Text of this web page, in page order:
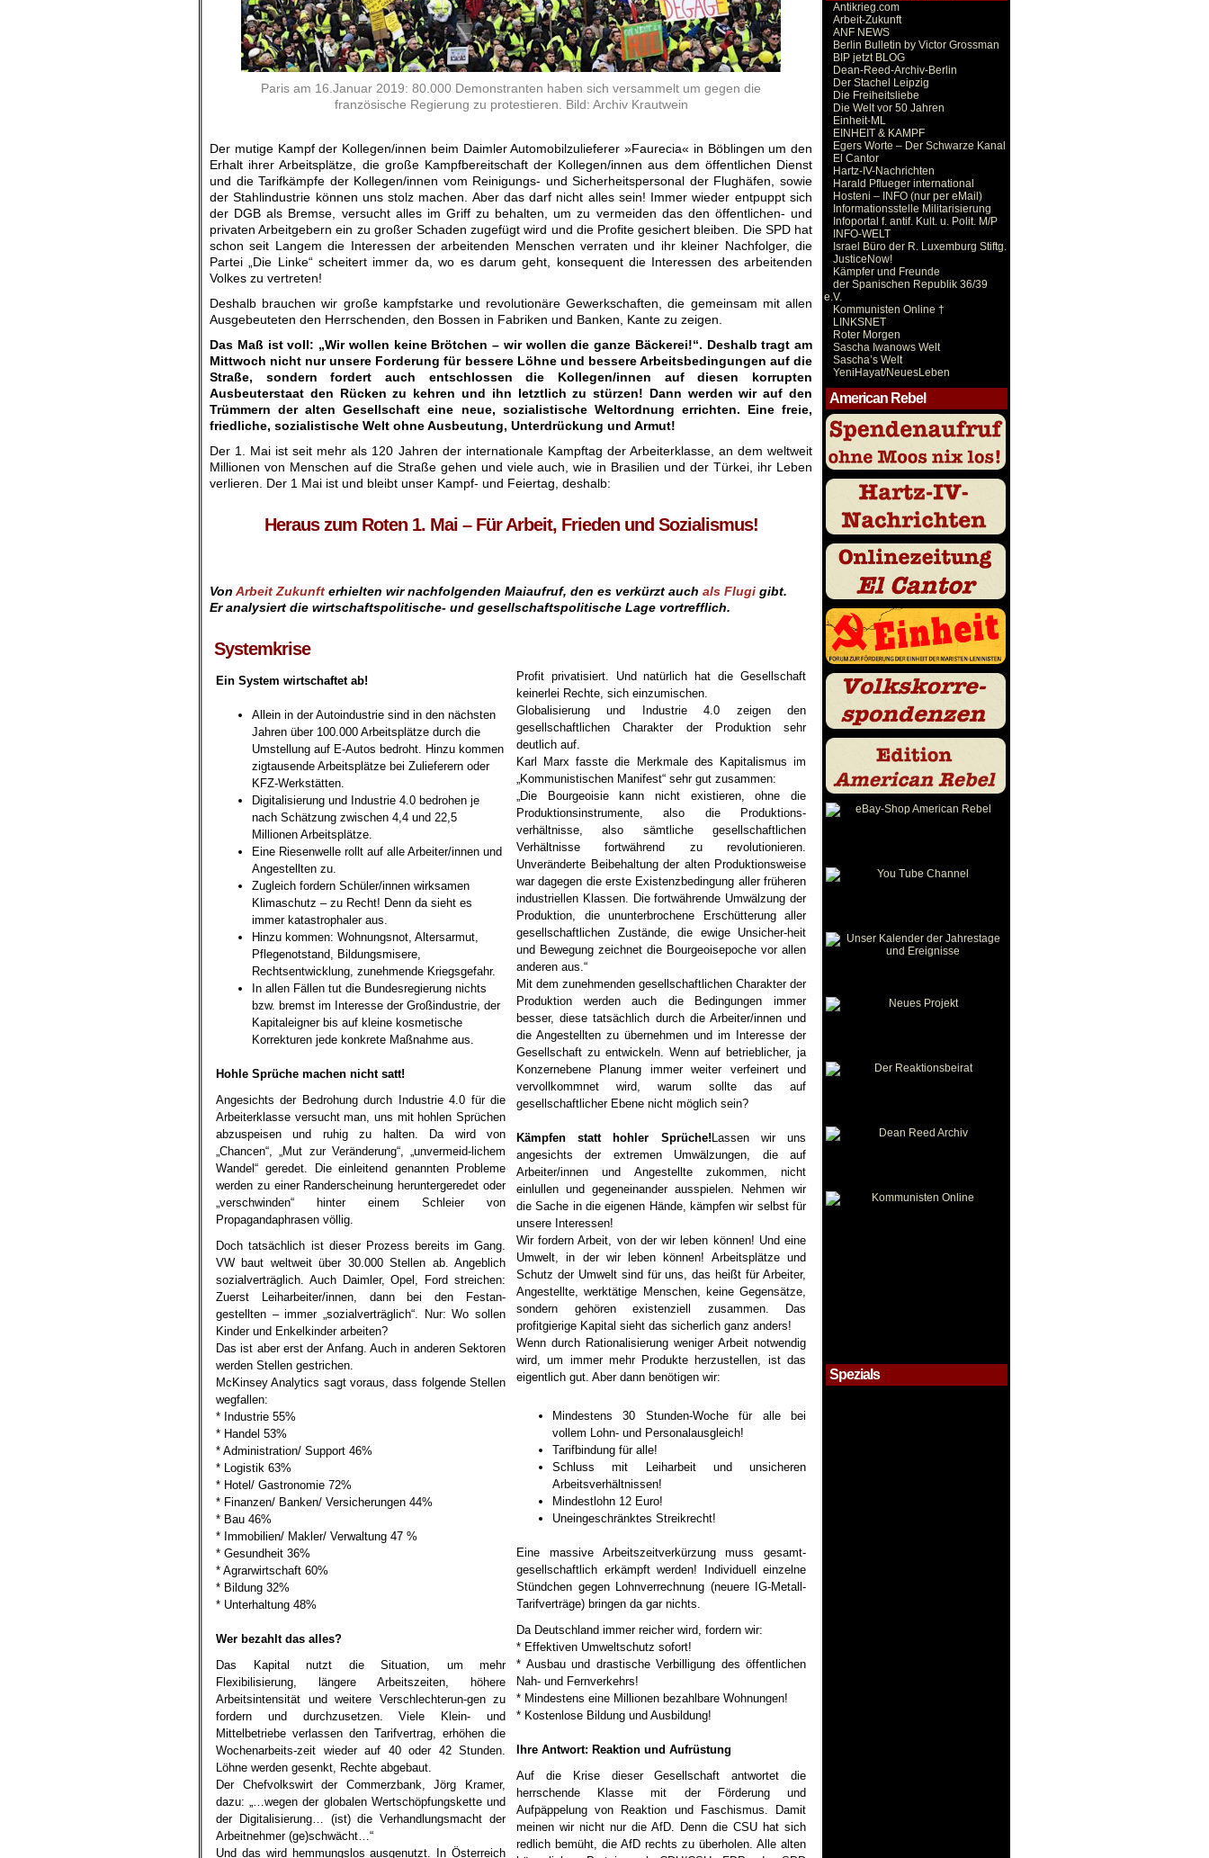
Paris am 16.Januar 2019: 80.000 Demonstranten haben sich versammelt um gegen die
französische Regierung zu protestieren. Bild: Archiv Krautwein
Der mutige Kampf der Kollegen/innen beim Daimler Automobilzulieferer »Faurecia« in Böblingen um den
Erhalt ihrer Arbeitsplätze, die große Kampfbereitschaft der Kollegen/innen aus dem öffentlichen Dienst
und die Tarifkämpfe der Kollegen/innen vom Reinigungs- und Sicherheitspersonal der Flughäfen, sowie
der Stahlindustrie können uns stolz machen. Aber das darf nicht alles sein! Immer wieder entpuppt sich
der DGB als Bremse, versucht alles im Griff zu behalten, um zu vermeiden das den öffentlichen- und
privaten Arbeitgebern ein zu großer Schaden zugefügt wird und die Profite gesichert bleiben. Die SPD hat
schon seit Langem die Interessen der arbeitenden Menschen verraten und ihr kleiner Nachfolger, die
Partei „Die Linke“ scheitert immer da, wo es darum geht, konsequent die Interessen des arbeitenden
Volkes zu vertreten!
Deshalb brauchen wir große kampfstarke und revolutionäre Gewerkschaften, die gemeinsam mit allen
Ausgebeuteten den Herrschenden, den Bossen in Fabriken und Banken, Kante zu zeigen.
Das Maß ist voll: „Wir wollen keine Brötchen – wir wollen die ganze Bäckerei!“. Deshalb tragt am
Mittwoch nicht nur unsere Forderung für bessere Löhne und bessere Arbeitsbedingungen auf die
Straße, sondern fordert auch entschlossen die Kollegen/innen auf diesen korrupten
Ausbeuterstaat den Rücken zu kehren und ihn letztlich zu stürzen! Dann werden wir auf den
Trümmern der alten Gesellschaft eine neue, sozialistische Weltordnung errichten. Eine freie,
friedliche, sozialistische Welt ohne Ausbeutung, Unterdrückung und Armut!
Der 1. Mai ist seit mehr als 120 Jahren der internationale Kampftag der Arbeiterklasse, an dem weltweit
Millionen von Menschen auf die Straße gehen und viele auch, wie in Brasilien und der Türkei, ihr Leben
verlieren. Der 1 Mai ist und bleibt unser Kampf- und Feiertag, deshalb:
Heraus zum Roten 1. Mai – Für Arbeit, Frieden und Sozialismus!
Von Arbeit Zukunft erhielten wir nachfolgenden Maiaufruf, den es verkürzt auch als Flugi gibt.
Er analysiert die wirtschaftspolitische- und gesellschaftspolitische Lage vortrefflich.
Systemkrise
Ein System wirtschaftet ab!
Allein in der Autoindustrie sind in den nächsten
Jahren über 100.000 Arbeitsplätze durch die
Umstellung auf E-Autos bedroht. Hinzu kommen
zigtausende Arbeitsplätze bei Zulieferern oder
KFZ-Werkstätten.
Digitalisierung und Industrie 4.0 bedrohen je
nach Schätzung zwischen 4,4 und 22,5
Millionen Arbeitsplätze.
Eine Riesenwelle rollt auf alle Arbeiter/innen und
Angestellten zu.
Zugleich fordern Schüler/innen wirksamen
Klimaschutz – zu Recht! Denn da sieht es
immer katastrophaler aus.
Hinzu kommen: Wohnungsnot, Altersarmut,
Pflegenotstand, Bildungsmisere,
Rechtsentwicklung, zunehmende Kriegsgefahr.
In allen Fällen tut die Bundesregierung nichts
bzw. bremst im Interesse der Großindustrie, der
Kapitaleigner bis auf kleine kosmetische
Korrekturen jede konkrete Maßnahme aus.
Hohle Sprüche machen nicht satt!
Angesichts der Bedrohung durch Industrie 4.0 für die
Arbeiterklasse versucht man, uns mit hohlen Sprüchen
abzuspeisen und ruhig zu halten. Da wird von
„Chancen“, „Mut zur Veränderung“, „unvermeid-lichem
Wandel“ geredet. Die einleitend genannten Probleme
werden zu einer Randerscheinung heruntergeredet oder
„verschwinden“ hinter einem Schleier von
Propagandaphrasen völlig.
Doch tatsächlich ist dieser Prozess bereits im Gang.
VW baut weltweit über 30.000 Stellen ab. Angeblich
sozialverträglich. Auch Daimler, Opel, Ford streichen:
Zuerst Leiharbeiter/innen, dann bei den Festan-
gestellten – immer „sozialverträglich“. Nur: Wo sollen
Kinder und Enkelkinder arbeiten?
Das ist aber erst der Anfang. Auch in anderen Sektoren
werden Stellen gestrichen.
McKinsey Analytics sagt voraus, dass folgende Stellen
wegfallen:
* Industrie 55%
* Handel 53%
* Administration/ Support 46%
* Logistik 63%
* Hotel/ Gastronomie 72%
* Finanzen/ Banken/ Versicherungen 44%
* Bau 46%
* Immobilien/ Makler/ Verwaltung 47 %
* Gesundheit 36%
* Agrarwirtschaft 60%
* Bildung 32%
* Unterhaltung 48%
Wer bezahlt das alles?
Das Kapital nutzt die Situation, um mehr
Flexibilisierung, längere Arbeitszeiten, höhere
Arbeitsintensität und weitere Verschlechterun-gen zu
fordern und durchzusetzen. Viele Klein- und
Mittelbetriebe verlassen den Tarifvertrag, erhöhen die
Wochenarbeits-zeit wieder auf 40 oder 42 Stunden.
Löhne werden gesenkt, Rechte abgebaut.
Der Chefvolkswirt der Commerzbank, Jörg Kramer,
dazu: „…wegen der globalen Wertschöpfungskette und
der Digitalisierung… (ist) die Verhandlungsmacht der
Arbeitnehmer (ge)schwächt…“
Und das wird hemmungslos ausgenutzt. In Österreich
Profit privatisiert. Und natürlich hat die Gesellschaft
keinerlei Rechte, sich einzumischen.
Globalisierung und Industrie 4.0 zeigen den
gesellschaftlichen Charakter der Produktion sehr
deutlich auf.
Karl Marx fasste die Merkmale des Kapitalismus im
„Kommunistischen Manifest“ sehr gut zusammen:
„Die Bourgeoisie kann nicht existieren, ohne die
Produktionsinstrumente, also die Produktions-
verhältnisse, also sämtliche gesellschaftlichen
Verhältnisse fortwährend zu revolutionieren.
Unveränderte Beibehaltung der alten Produktionsweise
war dagegen die erste Existenzbedingung aller früheren
industriellen Klassen. Die fortwährende Umwälzung der
Produktion, die ununterbrochene Erschütterung aller
gesellschaftlichen Zustände, die ewige Unsicher-heit
und Bewegung zeichnet die Bourgeoisepoche vor allen
anderen aus.“
Mit dem zunehmenden gesellschaftlichen Charakter der
Produktion werden auch die Bedingungen immer
besser, diese tatsächlich durch die Arbeiter/innen und
die Angestellten zu übernehmen und im Interesse der
Gesellschaft zu entwickeln. Wenn auf betrieblicher, ja
Konzernebene Planung immer weiter verfeinert und
vervollkommnet wird, warum sollte das auf
gesellschaftlicher Ebene nicht möglich sein?
Kämpfen statt hohler Sprüche! Lassen wir uns
angesichts der extremen Umwälzungen, die auf
Arbeiter/innen und Angestellte zukommen, nicht
einlullen und gegeneinander ausspielen. Nehmen wir
die Sache in die eigenen Hände, kämpfen wir selbst für
unsere Interessen!
Wir fordern Arbeit, von der wir leben können! Und eine
Umwelt, in der wir leben können! Arbeitsplätze und
Schutz der Umwelt sind für uns, das heißt für Arbeiter,
Angestellte, werktätige Menschen, keine Gegensätze,
sondern gehören existenziell zusammen. Das
profitgierige Kapital sieht das sicherlich ganz anders!
Wenn durch Rationalisierung weniger Arbeit notwendig
wird, um immer mehr Produkte herzustellen, ist das
eigentlich gut. Aber dann benötigen wir:
Mindestens 30 Stunden-Woche für alle bei
vollem Lohn- und Personalausgleich!
Tarifbindung für alle!
Schluss mit Leiharbeit und unsicheren
Arbeitsverhältnissen!
Mindestlohn 12 Euro!
Uneingeschränktes Streikrecht!
Eine massive Arbeitszeitverkürzung muss gesamt-
gesellschaftlich erkämpft werden! Individuell einzelne
Stündchen gegen Lohnverrechnung (neuere IG-Metall-
Tarifverträge) bringen da gar nichts.
Da Deutschland immer reicher wird, fordern wir:
* Effektiven Umweltschutz sofort!
* Ausbau und drastische Verbilligung des öffentlichen
Nah- und Fernverkehrs!
* Mindestens eine Millionen bezahlbare Wohnungen!
* Kostenlose Bildung und Ausbildung!
Ihre Antwort: Reaktion und Aufrüstung
Auf die Krise dieser Gesellschaft antwortet die
herrschende Klasse mit der Förderung und
Aufpäppelung von Reaktion und Faschismus. Damit
meinen wir nicht nur die AfD. Denn die CSU hat sich
redlich bemüht, die AfD rechts zu überholen. Alle alten
Antikrieg.com
Arbeit-Zukunft
ANF NEWS
Berlin Bulletin by Victor Grossman
BIP jetzt BLOG
Dean-Reed-Archiv-Berlin
Der Stachel Leipzig
Die Freiheitsliebe
Die Welt vor 50 Jahren
Einheit-ML
EINHEIT & KAMPF
Egers Worte – Der Schwarze Kanal
El Cantor
Hartz-IV-Nachrichten
Harald Pflueger international
Hosteni – INFO (nur per eMail)
Informationsstelle Militarisierung
Infoportal f. antif. Kult. u. Polit. M/P
INFO-WELT
Israel Büro der R. Luxemburg Stiftg.
JusticeNow!
Kämpfer und Freunde
der Spanischen Republik 36/39
e.V.
Kommunisten Online †
LINKSNET
Roter Morgen
Sascha Iwanows Welt
Sascha’s Welt
YeniHayat/NeuesLeben
American Rebel
Spezials